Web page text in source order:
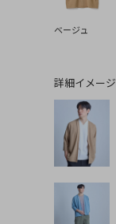
ベージュ
詳細イメージ